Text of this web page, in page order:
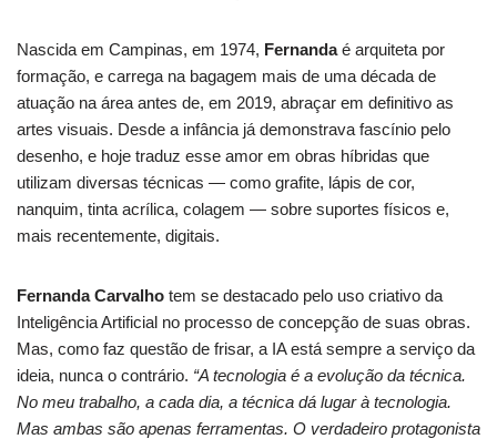
Nascida em Campinas, em 1974, Fernandaé arquiteta por
formação, e carrega na bagagem mais de uma década de
atuação na área antes de, em 2019, abraçar em definitivo as
artes visuais. Desde a infância já demonstrava fascínio pelo
desenho, e hoje traduz esse amor em obras híbridas que
utilizam diversas técnicas — como grafite, lápis de cor,
nanquim, tinta acrílica, colagem — sobre suportes físicos e,
mais recentemente, digitais.
Fernanda Carvalho tem se destacado pelo uso criativo da
Inteligência Artificial no processo de concepção de suas obras.
Mas, como faz questão de frisar, a IA está sempre a serviço da
ideia, nunca o contrário. “A tecnologia é a evolução da técnica.
No meu trabalho, a cada dia, a técnica dá lugar à tecnologia.
Mas ambas são apenas ferramentas. O verdadeiro protagonista